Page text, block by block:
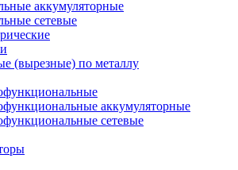
аккумуляторные
сетевые
(вырезные) по металлу
аккумуляторные
сетевые